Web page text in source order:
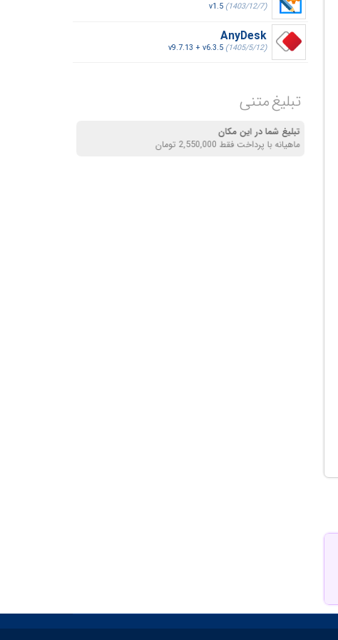
v1.5 (1403/12/7)
AnyDesk
v9.7.13 + v6.3.5 (1405/5/12)
تبلیغ متنی
تبلیغ شما در این مکان
ماهیانه با پرداخت فقط 2,550,000 تومان